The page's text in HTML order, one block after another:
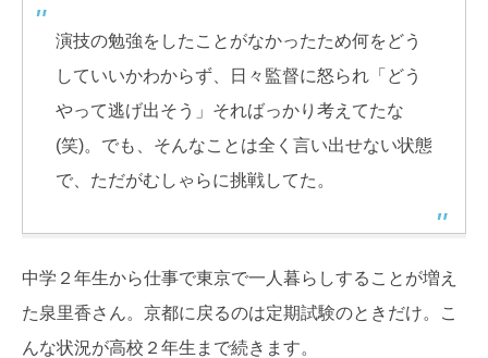
演技の勉強をしたことがなかったため何をどう
していいかわからず、日々監督に怒られ「どう
やって逃げ出そう」そればっかり考えてたな
(笑)。でも、そんなことは全く言い出せない状態
で、ただがむしゃらに挑戦してた。
中学２年生から仕事で東京で一人暮らしすることが増え
た泉里香さん。京都に戻るのは定期試験のときだけ。こ
んな状況が高校２年生まで続きます。